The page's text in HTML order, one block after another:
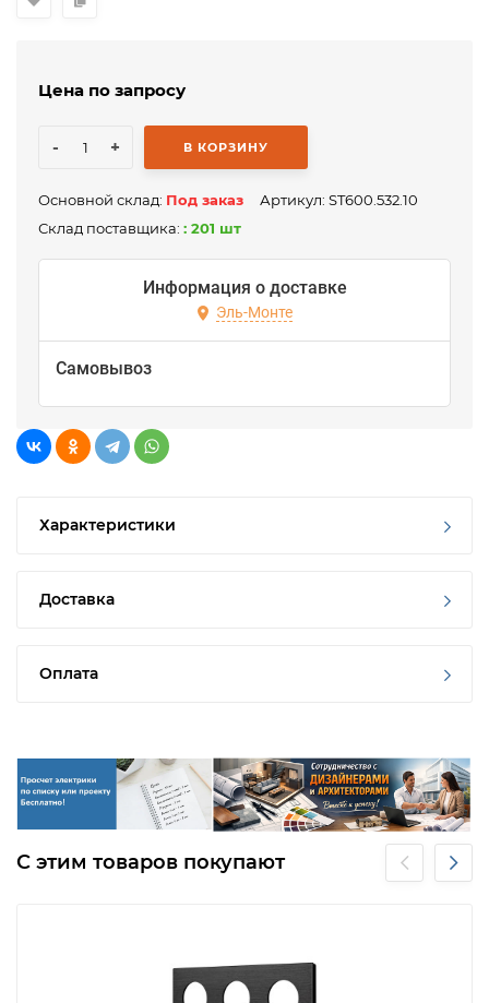
Цена по запросу
- + В КОРЗИНУ
Основной склад: Под заказ
Склад поставщика: : 201 шт
Артикул: ST600.532.10
Информация о доставке
Эль-Монте
Самовывоз
Характеристики
Доставка
Оплата
С этим товаров покупают